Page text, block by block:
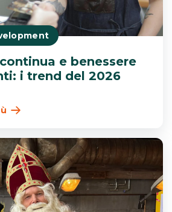
e benessere
i trend del 2026